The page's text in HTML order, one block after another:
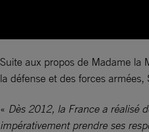
Suite aux propos de Madame la
la défense et des forces
« Dès 2012, la France a réalisé
impérativement prendre ses